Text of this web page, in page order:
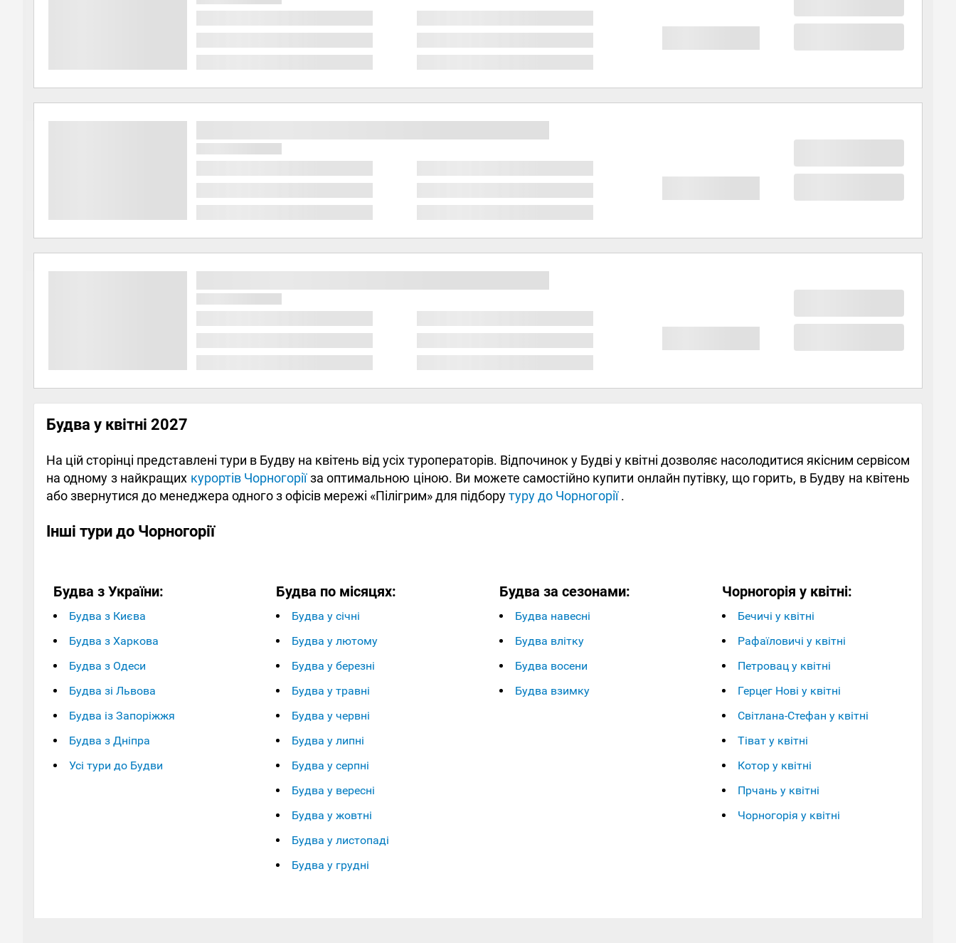
Будва у квітні 2027
На цій сторінці представлені тури в Будву на квітень від усіх туроператорів. Відпочинок у Будві у квітні дозволяє насолодитися якісним сервісом
на одному з найкращих курортів Чорногоріїза оптимальною ціною. Ви можете самостійно купити онлайн путівку, що горить, в Будву на квітень
або звернутися до менеджера одного з офісів мережі «Пілігрим» для підборутуру до Чорногорії.
Інші тури до Чорногорії
Будва з України:
Будва з Києва
Будва з Харкова
Будва з Одеси
Будва зі Львова
Будва із Запоріжжя
Будва з Дніпра
Усі тури до Будви
Будва по місяцях:
Будва у січні
Будва у лютому
Будва у березні
Будва у травні
Будва у червні
Будва у липні
Будва у серпні
Будва у вересні
Будва у жовтні
Будва у листопаді
Будва у грудні
Будва за сезонами:
Будва навесні
Будва влітку
Будва восени
Будва взимку
Чорногорія у квітні:
Бечичі у квітні
Рафаїловичі у квітні
Петровац у квітні
Герцег Нові у квітні
Світлана-Стефан у квітні
Тіват у квітні
Котор у квітні
Прчань у квітні
Чорногорія у квітні